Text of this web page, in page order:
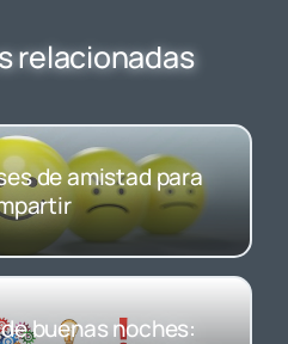
relacionadas
de amistad para
buenas noches: